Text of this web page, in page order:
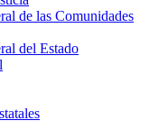
de las Comunidades
del Estado